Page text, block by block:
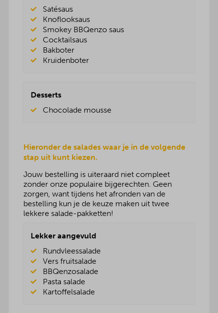
Satésaus
Knoflooksaus
Smokey BBQenzo saus
Cocktailsaus
Bakboter
Kruidenboter
Desserts
Chocolade mousse
Hieronder de salades waar je in de volgende
stap uit kunt kiezen.
Jouw bestelling is uiteraard niet compleet
zonder onze populaire bijgerechten. Geen
zorgen, want tijdens het afronden van de
bestelling kun je de keuze maken uit twee
lekkere salade-pakketten!
Lekker aangevuld
Rundvleessalade
Vers fruitsalade
BBQenzosalade
Pasta salade
Kartoffelsalade